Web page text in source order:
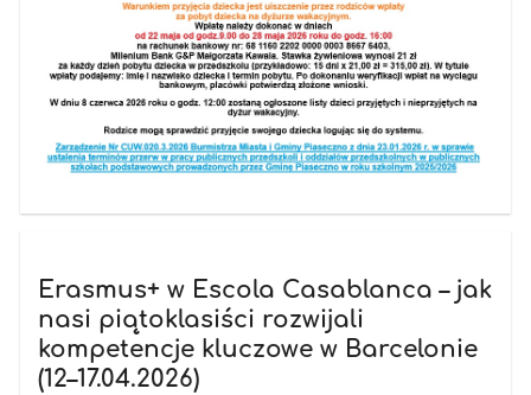
Erasmus+ w Escola Casablanca – jak
nasi piątoklasiści rozwijali
kompetencje kluczowe w Barcelonie
(12–17.04.2026)